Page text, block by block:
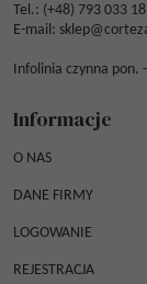
Tel.: (+48) 793 033
E-mail:
Infolinia czynna pon.
Informacje
O NAS
DANE FIRMY
LOGOWANIE
REJESTRACJA